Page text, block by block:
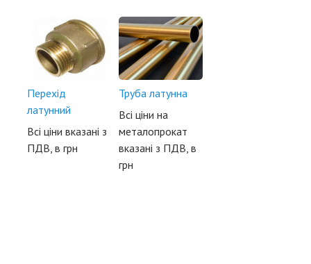
Перехід
латунний
Всі ціни вказані з
ПДВ, в грн
Труба латунна
Всі ціни на
металопрокат
вказані з ПДВ, в
грн